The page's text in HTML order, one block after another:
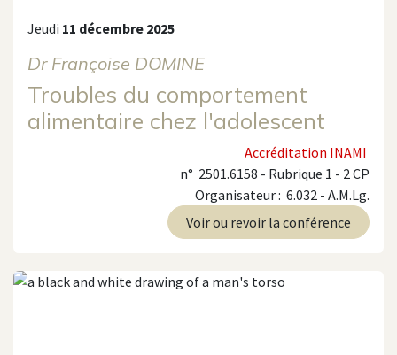
Jeudi 11 décembre 2025
Dr Françoise DOMINE
Troubles du comportement
alimentaire chez l'adolescent
Accréditation INAMI
n° 2501.6158 - Rubrique 1 - 2 CP
Organisateur : 6.032 - A.M.Lg.
Voir ou revoir la conférence